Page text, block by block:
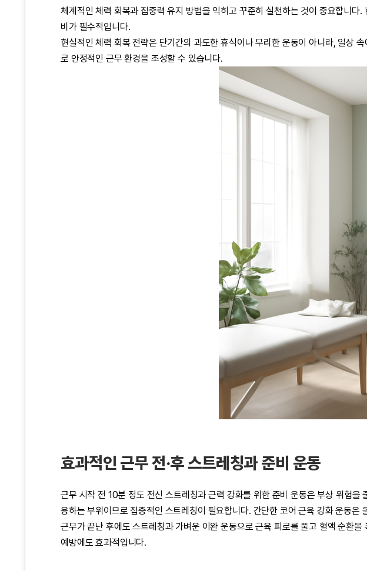
체계적인 체력 회복과 집중력 유지 방법을 익히고 꾸준히 실천하는 것이 중요합니
비가 필수적입니다.
현실적인 체력 회복 전략은 단기간의 과도한 휴식이나 무리한 운동이 아니라, 일상
로 안정적인 근무 환경을 조성할 수 있습니다.
효과적인 근무 전·후 스트레칭과 준비 운동
근무 시작 전 10분 정도 전신 스트레칭과 근력 강화를 위한 준비 운동은 부상 위험
용하는 부위이므로 집중적인 스트레칭이 필요합니다. 간단한 코어 근육 강화 운동은
근무가 끝난 후에도 스트레칭과 가벼운 이완 운동으로 근육 피로를 풀고 혈액 순환
예방에도 효과적입니다.